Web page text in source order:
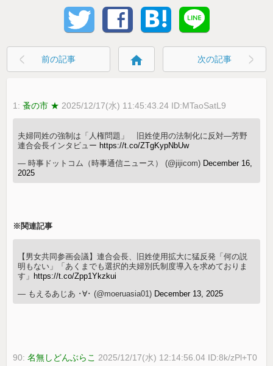
前の記事 home 次の記事
1:蚤の市 ★ 2025/12/17(水) 11:45:43.24 ID:MTaoSatL9
夫婦同姓の強制は「人権問題」 旧姓使用の法制化に反対―芳野
連合会長インタビュー https://t.co/ZTgKypNbUw
— 時事ドットコム（時事通信ニュース） (@jijicom) December 16,
2025
※関連記事
【男女共同参画会議】連合会長、旧姓使用拡大に猛反発「何の説
明もない」「あくまでも選択的夫婦別氏制度導入を求めておりま
す」 https://t.co/Zpp1Ykzkui
— もえるあじあ ･∀･ (@moeruasia01) December 13, 2025
90:名無しどんぶらこ 2025/12/17(水) 12:14:56.04 ID:8k/zPl+T0